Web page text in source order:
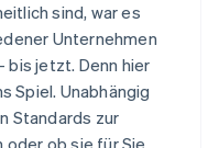
sind, war es
Unternehmen
bis jetzt. Denn hier
Spiel. Unabhängig
Standards zur